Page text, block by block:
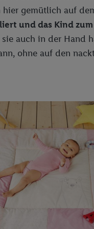
gemütlich auf
und das Kind
auch in der Hand
ohne auf den
Technologie in
verfügbar ist.
und einer
diese Kennung
generell zu
„Nutzung der
(nur für
Utiq
einen Klick auf
sämtlicher
Ihre Einwilligung
.Die Impressen
gilt auch für die
für Werbung und